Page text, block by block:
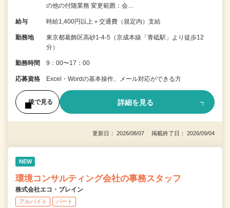
の他の付随業務 変更範囲：会…
給与 時給1,400円以上＋交通費（規定内）支給
勤務地
東京都葛飾区高砂1-4-5（京成本線「青砥駅」より徒歩12
分）
勤務時間 9：00〜17：00
応募資格 Excel・Wordの基本操作、メール対応ができる方
後で見る 詳細を見る
更新日： 2026/08/07 掲載終了日： 2026/09/04
NEW
環境コンサルティング会社の事務スタッフ
株式会社エコ・ブレイン
アルバイト パート